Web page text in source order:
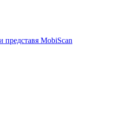
представя MobiScan